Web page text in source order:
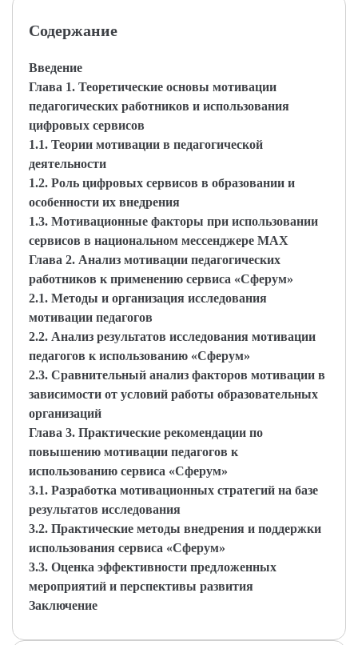
Содержание
Введение
Глава 1. Теоретические основы мотивации
педагогических работников и использования
цифровых сервисов
1.1. Теории мотивации в педагогической
деятельности
1.2. Роль цифровых сервисов в образовании и
особенности их внедрения
1.3. Мотивационные факторы при использовании
сервисов в национальном мессенджере MAX
Глава 2. Анализ мотивации педагогических
работников к применению сервиса «Сферум»
2.1. Методы и организация исследования
мотивации педагогов
2.2. Анализ результатов исследования мотивации
педагогов к использованию «Сферум»
2.3. Сравнительный анализ факторов мотивации в
зависимости от условий работы образовательных
организаций
Глава 3. Практические рекомендации по
повышению мотивации педагогов к
использованию сервиса «Сферум»
3.1. Разработка мотивационных стратегий на базе
результатов исследования
3.2. Практические методы внедрения и поддержки
использования сервиса «Сферум»
3.3. Оценка эффективности предложенных
мероприятий и перспективы развития
Заключение